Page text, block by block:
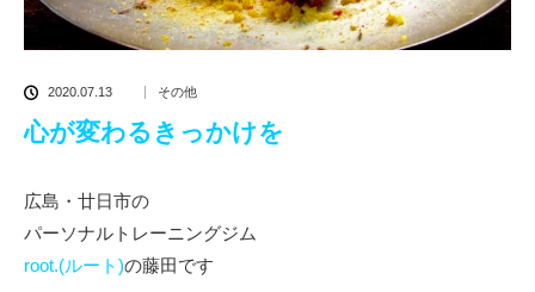
2020.07.13 その他
心が変わるきっかけを
広島・廿日市の
パーソナルトレーニングジム
root.(ルート)の藤田です